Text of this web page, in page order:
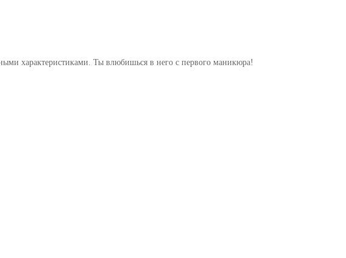
характеристиками. Ты влюбишься в него с первого маникюра!